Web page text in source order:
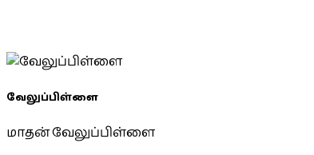
வேலுப்பிள்ளை
மாதன் வேலுப்பிள்ளை